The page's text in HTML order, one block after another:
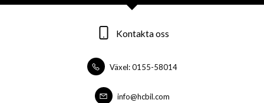
Kontakta oss
Växel: 0155-58014
info@hcbil.com